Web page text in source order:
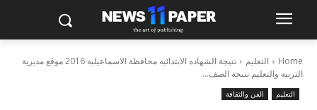
Home التعليم
نتيجة الشهاده الابتدائيه محافظة الاسماعيليه 2016 موقع مديرية
التربيه والتعليم نتيجة الصف...
التعليم الفن والثقافة